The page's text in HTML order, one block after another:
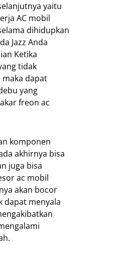
yaitu
AC mobil
dihidupkan
Jazz Anda
Ketika
tidak
maka dapat
yang
freon ac
komponen
akhirnya bisa
juga bisa
ac mobil
akan bocor
dapat menyala